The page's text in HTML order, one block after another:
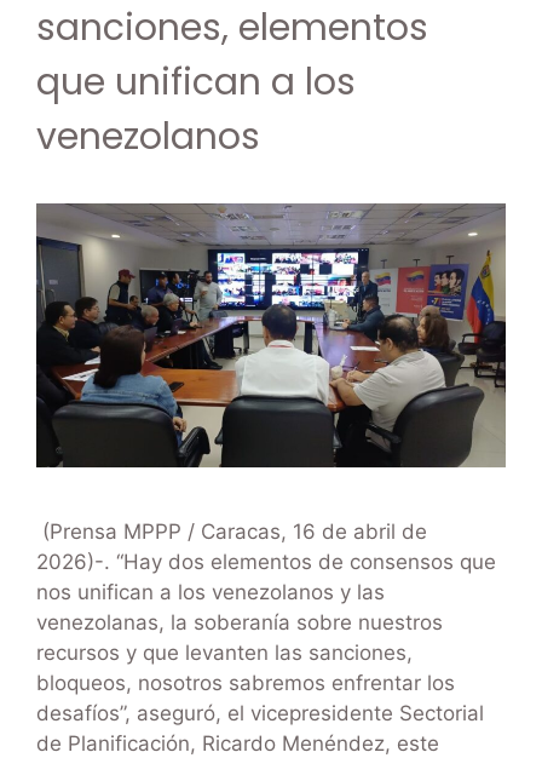
sanciones, elementos
que unifican a los
venezolanos
(Prensa MPPP / Caracas, 16 de abril de
2026)-. “Hay dos elementos de consensos que
nos unifican a los venezolanos y las
venezolanas, la soberanía sobre nuestros
recursos y que levanten las sanciones,
bloqueos, nosotros sabremos enfrentar los
desafíos”, aseguró, el vicepresidente Sectorial
de Planificación, Ricardo Menéndez, este